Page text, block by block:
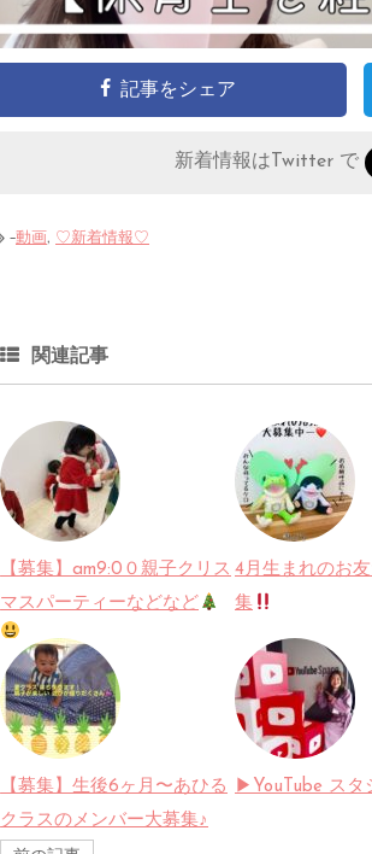
記事をシェア
新着情報はTwitter で
-動画, ♡新着情報♡
関連記事
【募集】am9:0０親子クリス
マスパーティーなどなど
4月生まれのお
集
【募集】生後6ヶ月〜あひる
クラスのメンバー大募集♪
▶︎YouTube ス